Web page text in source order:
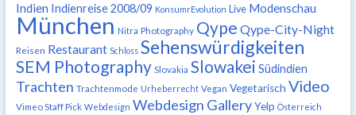
Indien Indienreise 2008/09 KonsumrEvolution Live Modenschau
München Nitra Photography Qype Qype-City-Night
Reisen Restaurant Schloss Sehenswürdigkeiten
SEM Photography Slovakia Slowakei Südindien
Trachten Trachtenmode Urheberrecht Vegan Vegetarisch Video
Vimeo Staff Pick Webdesign Webdesign Gallery Yelp Österreich